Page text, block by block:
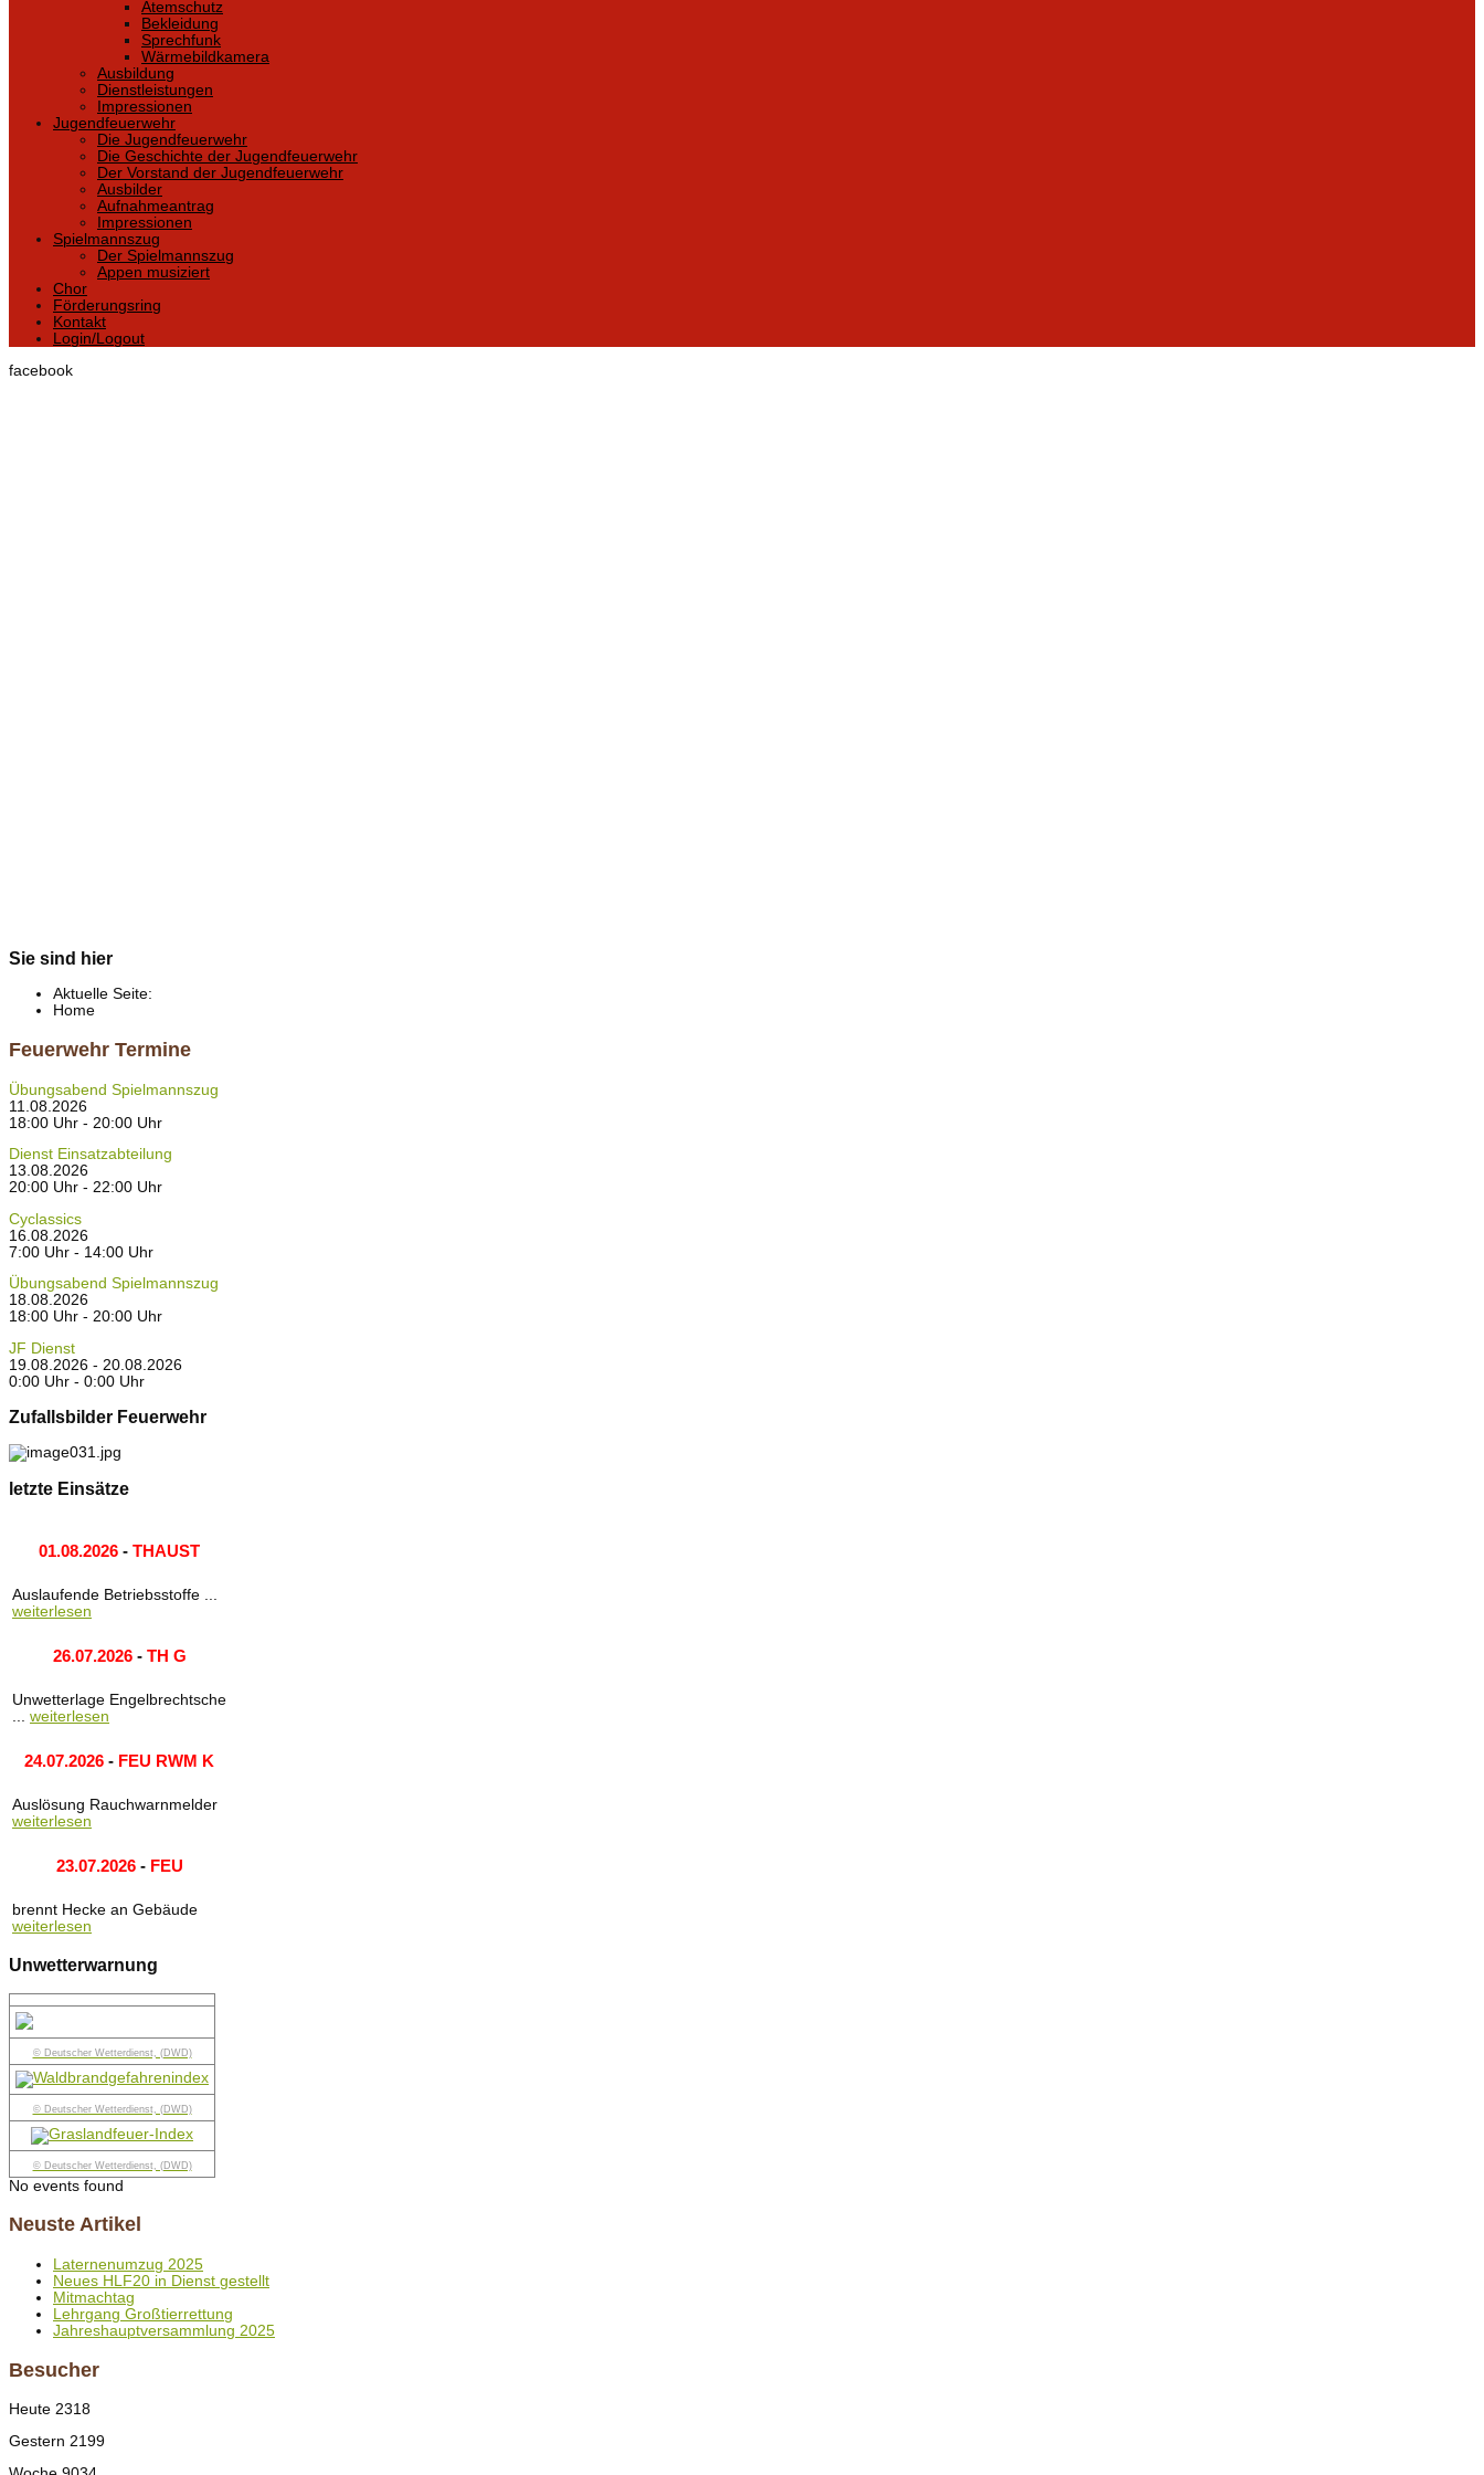
Atemschutz
Bekleidung
Sprechfunk
Wärmebildkamera
Ausbildung
Dienstleistungen
Impressionen
Jugendfeuerwehr
Die Jugendfeuerwehr
Die Geschichte der Jugendfeuerwehr
Der Vorstand der Jugendfeuerwehr
Ausbilder
Aufnahmeantrag
Impressionen
Spielmannszug
Der Spielmannszug
Appen musiziert
Chor
Förderungsring
Kontakt
Login/Logout
facebook
Sie sind hier
Aktuelle Seite:
Home
Feuerwehr Termine
Übungsabend Spielmannszug
11.08.2026
18:00 Uhr - 20:00 Uhr
Dienst Einsatzabteilung
13.08.2026
20:00 Uhr - 22:00 Uhr
Cyclassics
16.08.2026
7:00 Uhr - 14:00 Uhr
Übungsabend Spielmannszug
18.08.2026
18:00 Uhr - 20:00 Uhr
JF Dienst
19.08.2026 - 20.08.2026
0:00 Uhr - 0:00 Uhr
Zufallsbilder Feuerwehr
letzte Einsätze
01.08.2026 - THAUST
Auslaufende Betriebsstoffe ...
weiterlesen
26.07.2026- TH G
Unwetterlage Engelbrechtsche
... weiterlesen
24.07.2026 - FEU RWM K
Auslösung Rauchwarnmelder
weiterlesen
23.07.2026- FEU
brennt Hecke an Gebäude
weiterlesen
Unwetterwarnung
© Deutscher Wetterdienst, (DWD)
© Deutscher Wetterdienst, (DWD)
© Deutscher Wetterdienst, (DWD)
No events found
Neuste Artikel
Laternenumzug 2025
Neues HLF20 in Dienst gestellt
Mitmachtag
Lehrgang Großtierrettung
Jahreshauptversammlung 2025
Besucher
Heute 2318
Gestern 2199